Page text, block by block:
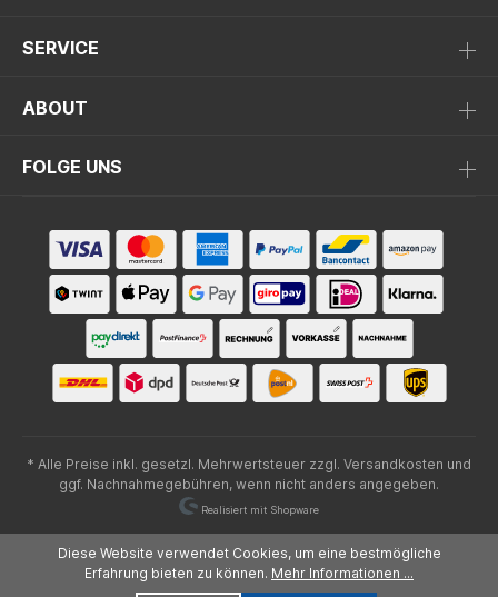
SERVICE
ABOUT
FOLGE UNS
* Alle Preise inkl. gesetzl. Mehrwertsteuer zzgl. Versandkosten und
ggf. Nachnahmegebühren, wenn nicht anders angegeben.
Realisiert mit Shopware
Diese Website verwendet Cookies, um eine bestmögliche
Erfahrung bieten zu können. Mehr Informationen ...